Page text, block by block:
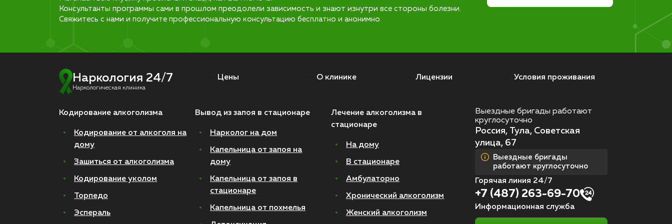
Консультанты программы сами в прошлом преодолели зависимость и знают изнутри все стороны болезни.
Свяжитесь с нами и получите профессиональную консультацию бесплатно и анонимно.
Наркология 24/7
Наркологическая клиника
Цены О клинике Лицензии Условия проживания
Кодирование алкоголизма
Кодирование от алкоголя на
дому
Зашиться от алкоголизма
Кодирование уколом
Торпедо
Эспераль
Вывод из запоя в стационаре
Нарколог на дом
Капельница от запоя на
дому
Капельница от запоя в
стационаре
Капельница от похмелья
Лечение алкоголизма в
стационаре
На дому
В стационаре
Амбулаторно
Хронический алкоголизм
Женский алкоголизм
Выездные бригады работают
круглосуточно
Россия, Тула, Советская
улица, 67
Выездные бригады
работают круглосуточно
Горячая линия 24/7
+7 (487) 263-69-70
Информационная служба